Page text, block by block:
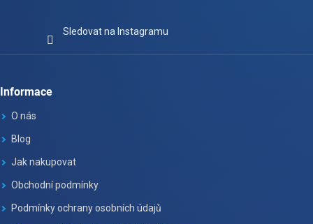
Sledovat na Instagramu
Informace
O nás
Blog
Jak nakupovat
Obchodní podmínky
Podmínky ochrany osobních údajů